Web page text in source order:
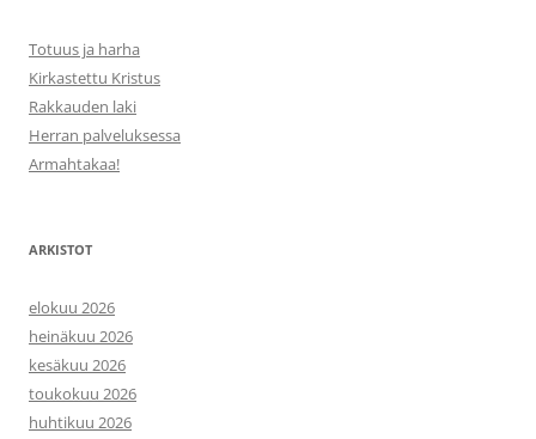
Totuus ja harha
Kirkastettu Kristus
Rakkauden laki
Herran palveluksessa
Armahtakaa!
ARKISTOT
elokuu 2026
heinäkuu 2026
kesäkuu 2026
toukokuu 2026
huhtikuu 2026